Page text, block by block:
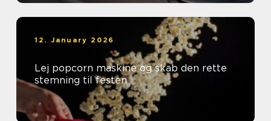
12. January 2026
Lej popcorn maskine og skab den rette
stemning til festen